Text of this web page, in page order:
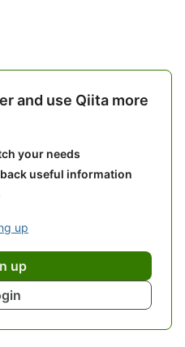
and use Qiita more
your needs
useful information
up
up